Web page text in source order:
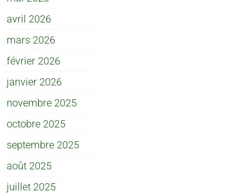
avril 2026
mars 2026
février 2026
janvier 2026
novembre 2025
octobre 2025
septembre 2025
août 2025
juillet 2025